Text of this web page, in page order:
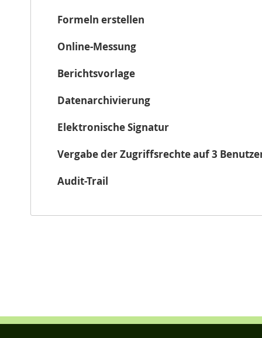
Formeln erstellen
Online-Messung
Berichtsvorlage
Datenarchivierung
Elektronische Signatur
Vergabe der Zugriffsrechte auf 3
Audit-Trail